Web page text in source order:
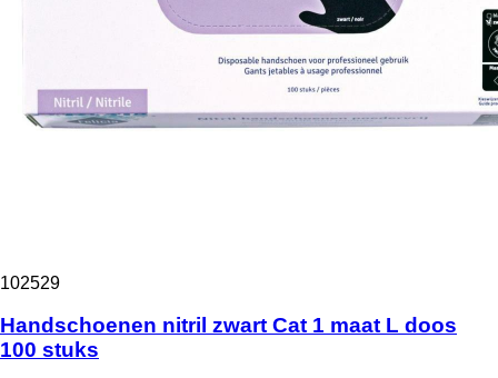
102529
Handschoenen nitril zwart Cat 1 maat L doos
100 stuks